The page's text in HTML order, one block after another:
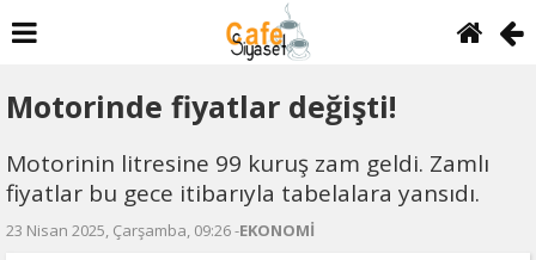
Motorinde fiyatlar değişti!
Motorinin litresine 99 kuruş zam geldi. Zamlı
fiyatlar bu gece itibarıyla tabelalara yansıdı.
23 Nisan 2025, Çarşamba, 09:26 -EKONOMİ